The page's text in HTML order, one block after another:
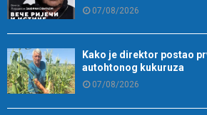
07/08/2026
Kako je direktor postao
autohtonog kukuruza
07/08/2026